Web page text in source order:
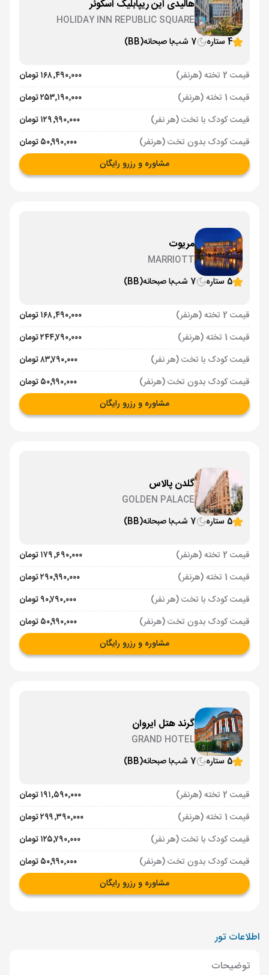
هالیدی این ریپابلیک اسکوئر
HOLIDAY INN REPUBLIC SQUARE
4 ستاره
7 شب با صبحانه(BB)
قیمت 2 تخته (هرنفر)
۱۶۸٬۴۹۰٬۰۰۰ تومان
قیمت 1 تخته (هرنفر)
۲۵۳٬۱۹۰٬۰۰۰ تومان
قیمت کودک با تخت (هر نفر)
۱۲۹٬۹۹۰٬۰۰۰ تومان
قیمت کودک بدون تخت (هرنفر)
۵۰٬۹۹۰٬۰۰۰ تومان
مشاوره و رزرو رایگان
مریوت
MARRIOTT
5 ستاره
7 شب با صبحانه(BB)
قیمت 2 تخته (هرنفر)
۱۶۸٬۴۹۰٬۰۰۰ تومان
قیمت 1 تخته (هرنفر)
۲۴۴٬۷۹۰٬۰۰۰ تومان
قیمت کودک با تخت (هر نفر)
۸۳٬۷۹۰٬۰۰۰ تومان
قیمت کودک بدون تخت (هرنفر)
۵۰٬۹۹۰٬۰۰۰ تومان
مشاوره و رزرو رایگان
گلدن پالاس
GOLDEN PALACE
5 ستاره
7 شب با صبحانه(BB)
قیمت 2 تخته (هرنفر)
۱۷۹٬۶۹۰٬۰۰۰ تومان
قیمت 1 تخته (هرنفر)
۲۹۰٬۹۹۰٬۰۰۰ تومان
قیمت کودک با تخت (هر نفر)
۹۰٬۷۹۰٬۰۰۰ تومان
قیمت کودک بدون تخت (هرنفر)
۵۰٬۹۹۰٬۰۰۰ تومان
مشاوره و رزرو رایگان
گرند هتل ایروان
GRAND HOTEL
5 ستاره
7 شب با صبحانه(BB)
قیمت 2 تخته (هرنفر)
۱۹۱٬۵۹۰٬۰۰۰ تومان
قیمت 1 تخته (هرنفر)
۲۹۹٬۳۹۰٬۰۰۰ تومان
قیمت کودک با تخت (هر نفر)
۱۲۵٬۷۹۰٬۰۰۰ تومان
قیمت کودک بدون تخت (هرنفر)
۵۰٬۹۹۰٬۰۰۰ تومان
مشاوره و رزرو رایگان
اطلاعات تور
توضیحات